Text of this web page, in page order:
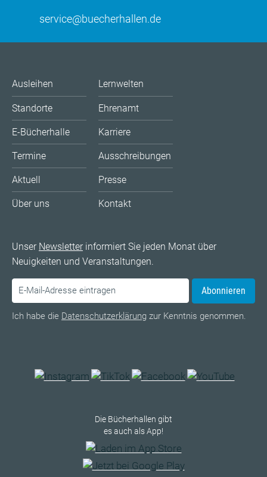
service@buecherhallen.de
Ausleihen
Standorte
E-Bücherhalle
Termine
Aktuell
Über uns
Lernwelten
Ehrenamt
Karriere
Ausschreibungen
Presse
Kontakt
Unser Newsletterinformiert Sie jeden Monat über
Neuigkeiten und Veranstaltungen.
Abonnieren
Ich habe die Datenschutzerklärung zur Kenntnis genommen.
Die Bücherhallen gibt
es auch als App!